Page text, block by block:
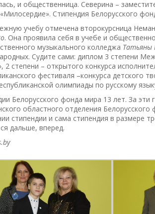
и общественница. Северина –
Стипендия Белорусского
учебу отмечена второкурсница
. Она проявила себя в учебе и
музыкального колледжа Татьяны
Судите сами: диплом 3 степени
2 степени – открытого конкурса
фестиваля –конкурса детского
олимпиады по русскому
Белорусского фонда мира 13 лет. За
областного отделения
стипендии и сама стипендия в размере
дальше, вперед.